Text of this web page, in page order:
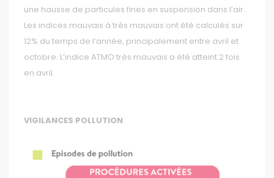
une hausse de particules fines en suspension dans l’air.
Les indices mauvais à très mauvais ont été calculés sur
12% du temps de l’année, principalement entre avril et
octobre. L’indice ATMO très mauvais a été atteint 2 fois
en avril.
VIGILANCES POLLUTION